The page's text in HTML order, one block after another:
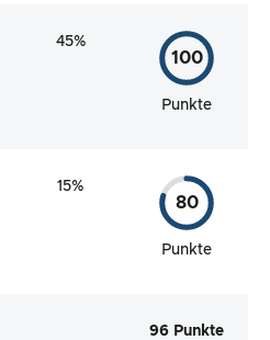
45%
100
Punkte
15%
80
Punkte
96 Punkte